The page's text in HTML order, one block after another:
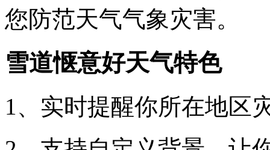
您防范天气气象灾害。
雪道惬意好天气特色
1、实时提醒你所在地区